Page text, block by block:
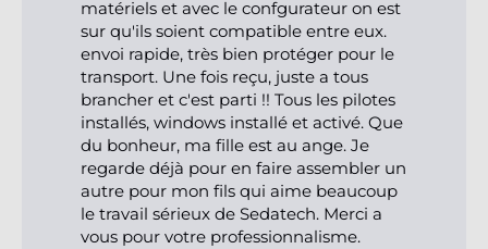
matériels et avec le confgurateur on est
sur qu'ils soient compatible entre eux.
envoi rapide, très bien protéger pour le
transport. Une fois reçu, juste a tous
brancher et c'est parti !! Tous les pilotes
installés, windows installé et activé. Que
du bonheur, ma fille est au ange. Je
regarde déjà pour en faire assembler un
autre pour mon fils qui aime beaucoup
le travail sérieux de Sedatech. Merci a
vous pour votre professionnalisme.